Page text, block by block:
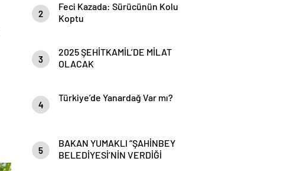
2
Feci Kazada: Sürücünün Kolu
Koptu
3
2025 ŞEHİTKAMİL’DE MİLAT
OLACAK
4
Türkiye’de Yanardağ Var mı?
5
BAKAN YUMAKLI “ŞAHİNBEY
BELEDİYESİ’NİN VERDİĞİ